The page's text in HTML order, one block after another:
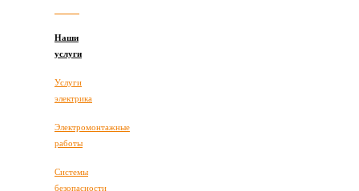
Наши
услуги
Услуги
электрика
Электромонтажные
работы
Системы
безопасности